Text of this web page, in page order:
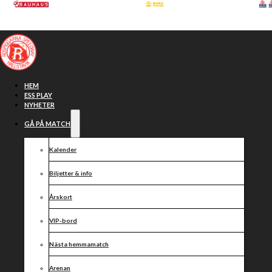
Hoppa till huvudinnehåll
HEM
ESS PLAY
NYHETER
GÅ PÅ MATCH
Kalender
Biljetter & info
Årskort
VIP-bord
Nästa hemmamatch
Arenan
Resultat